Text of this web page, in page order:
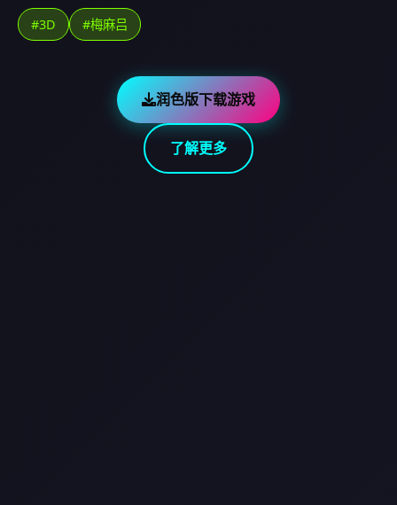
#3D #梅麻吕
润色版下载游戏
了解更多